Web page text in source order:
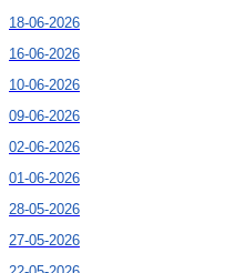
18-06-2026
16-06-2026
10-06-2026
09-06-2026
02-06-2026
01-06-2026
28-05-2026
27-05-2026